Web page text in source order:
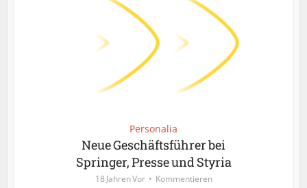
Personalia
Neue Geschäftsführer bei
Springer, Presse und Styria
18 Jahren Vor Kommentieren